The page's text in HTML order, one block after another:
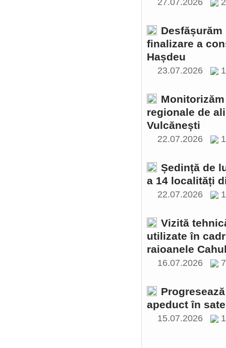
finalizare a
Hașdeu
23.07.2026
regionale de
Vulcănești
22.07.2026
Ședință de
a 14 localități
22.07.2026
Vizită
utilizate în
raioanele
16.07.2026
apeduct în
15.07.2026